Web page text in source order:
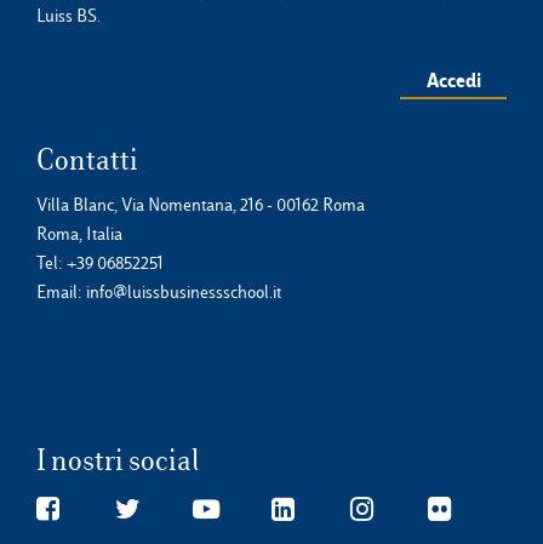
Luiss BS.
Accedi
Contatti
Villa Blanc, Via Nomentana, 216 - 00162 Roma
Roma, Italia
Tel: +39 06852251
Email: info@luissbusinessschool.it
I nostri social